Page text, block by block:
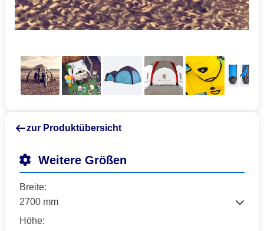
zur Produktübersicht
Weitere Größen
Breite:
Höhe: